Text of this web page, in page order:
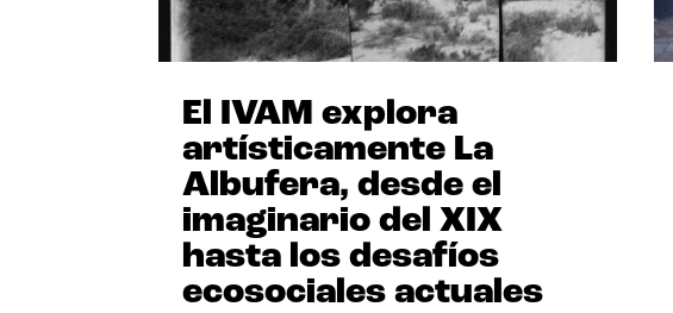
El IVAM explora
artísticamente La
Albufera, desde el
imaginario del XIX
hasta los desafíos
ecosociales actuales